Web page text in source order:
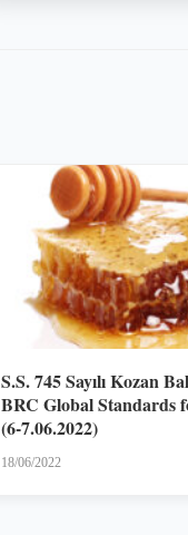
S.S. 745 Sayılı Kozan
BRC Global Standards
(6-7.06.2022)
18/06/2022